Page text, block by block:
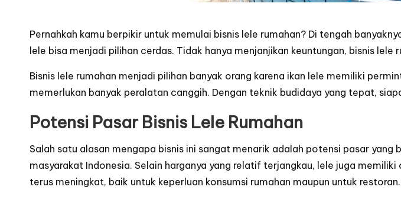
Pernahkah kamu berpikir untuk memulai bisnis lele rumahan? Di tengah
lele bisa menjadi pilihan cerdas. Tidak hanya menjanjikan keuntungan, bisnis
Bisnis lele rumahan menjadi pilihan banyak orang karena ikan lele memiliki
memerlukan banyak peralatan canggih. Dengan teknik budidaya yang tepat,
Potensi Pasar Bisnis Lele Rumahan
Salah satu alasan mengapa bisnis ini sangat menarik adalah potensi pasar yang
masyarakat Indonesia. Selain harganya yang relatif terjangkau, lele juga
terus meningkat, baik untuk keperluan konsumsi rumahan maupun untuk restoran.